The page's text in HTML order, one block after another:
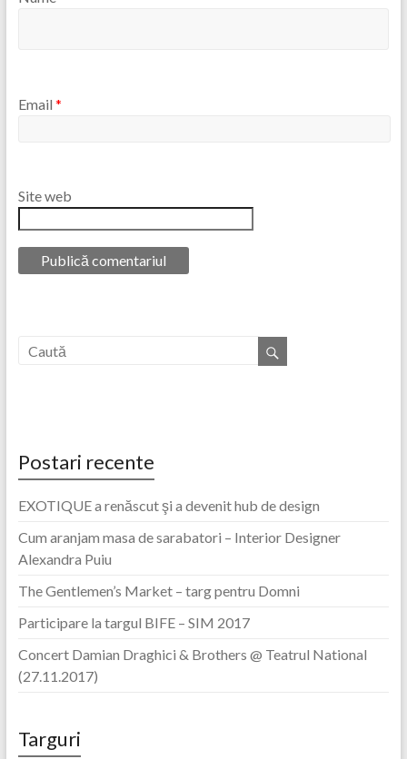
Email *
Site web
Postari recente
EXOTIQUE a renăscut şi a devenit hub de design
Cum aranjam masa de sarabatori – Interior Designer
Alexandra Puiu
The Gentlemen’s Market – targ pentru Domni
Participare la targul BIFE – SIM 2017
Concert Damian Draghici & Brothers @ Teatrul National
(27.11.2017)
Targuri